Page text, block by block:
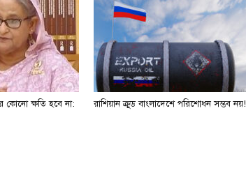
কোনো ক্ষতি হবে না:
রাশিয়ান ক্রুড বাংলাদেশে পরিশোধন সম্ভব নয়!